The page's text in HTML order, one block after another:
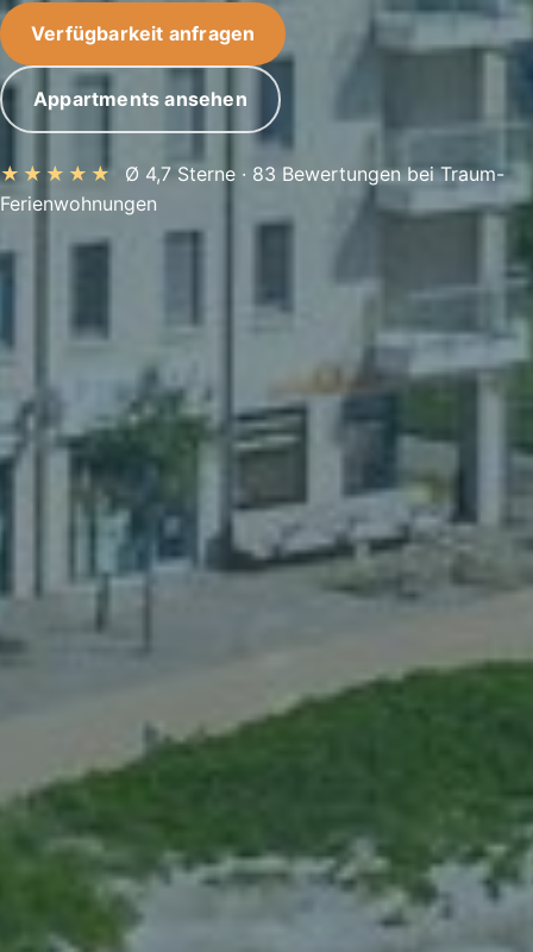
Verfügbarkeit anfragen
Appartments ansehen
★★★★★ Ø 4,7 Sterne · 83 Bewertungen bei Traum-
Ferienwohnungen